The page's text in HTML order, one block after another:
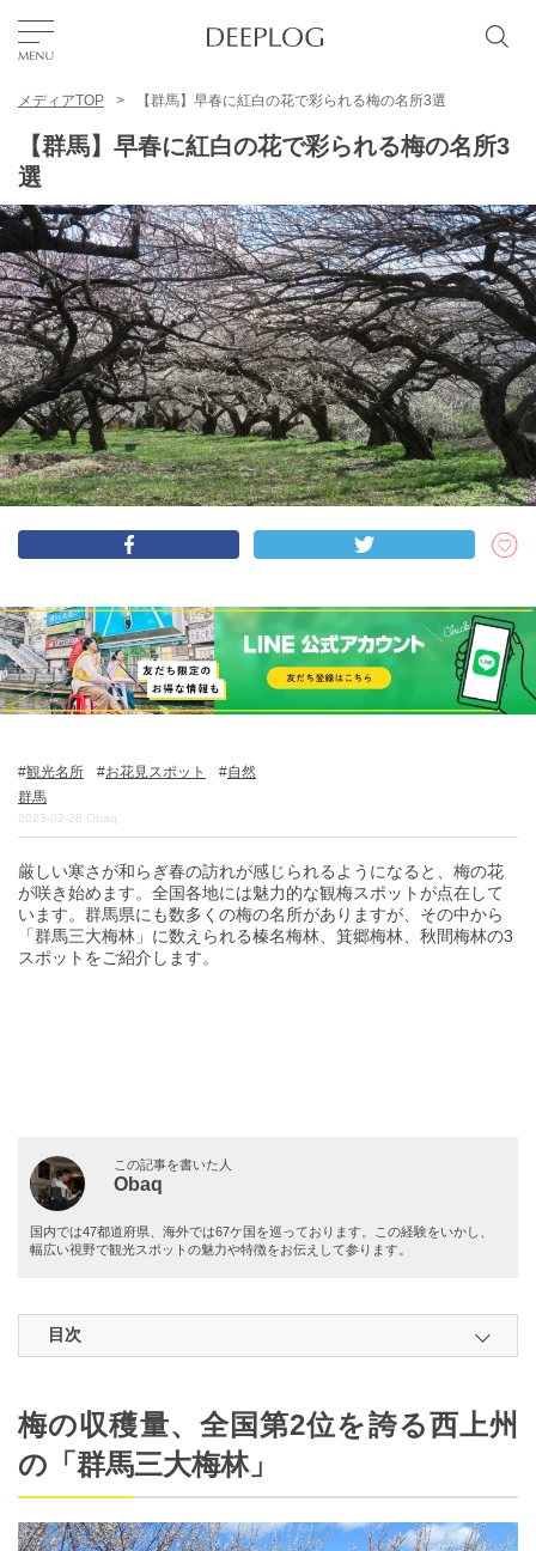
TOP
エリア
カテゴリー
日本語
USD
DEEPLOGとは
プライバシーポリシー
お問い合わせ
トラベルライター募集
メディアTOP 【群馬】早春に紅白の花で彩られる梅の名所3選
【群馬】早春に紅白の花で彩られる梅の名所3
選
観光名所 お花見スポット
自然
群馬
2023-02-28 Obaq
厳しい寒さが和らぎ春の訪れが感じられるようになると、梅の花
が咲き始めます。全国各地には魅力的な観梅スポットが点在して
います。群馬県にも数多くの梅の名所がありますが、その中から
「群馬三大梅林」に数えられる榛名梅林、箕郷梅林、秋間梅林の3
スポットをご紹介します。
この記事を書いた人
Obaq
国内では47都道府県、海外では67ケ国を巡っております。この経験をいかし、
幅広い視野で観光スポットの魅力や特徴をお伝えして参ります。
目次
梅の収穫量、全国第2位を誇る西上州
の「群馬三大梅林」